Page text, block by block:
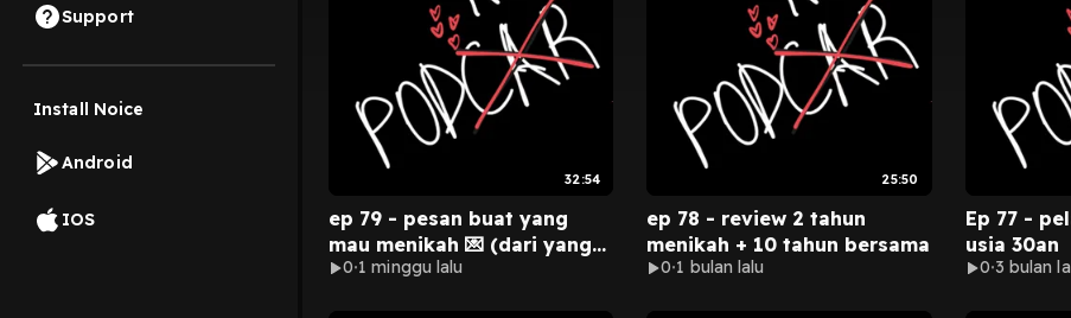
Support
Install Noice
Android
IOS
32:54
ep 79 - pesan buat yang
mau menikah 💌 (dari yang
baru 2 tahun menikah)
0 1 minggu lalu
25:50
ep 78 - review 2 tahun
menikah + 10 tahun bersama
0 1 bulan lalu
Ep 77 -
usia 30an
0 3 bulan